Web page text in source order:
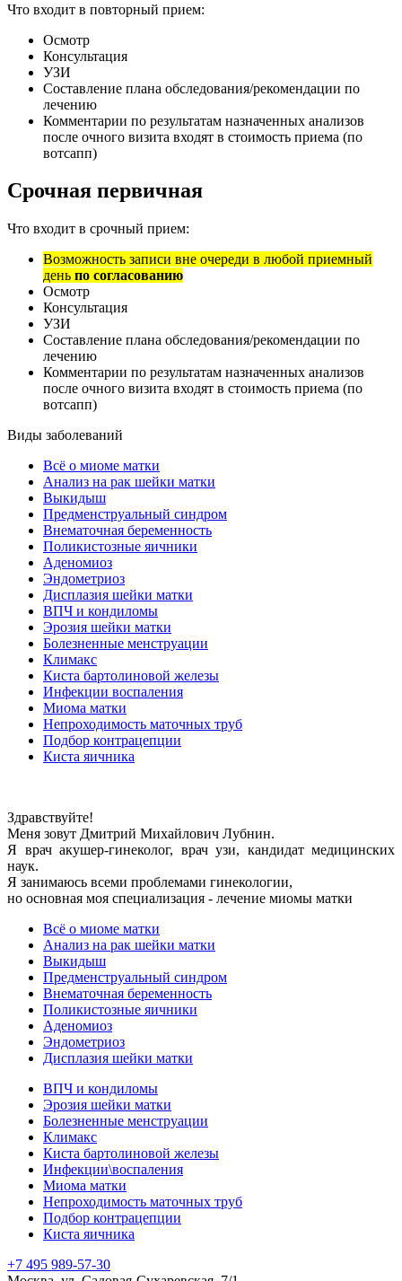
Что входит в повторный прием:
Осмотр
Консультация
УЗИ
Составление плана обследования/рекомендации по
лечению
Комментарии по результатам назначенных анализов
после очного визита входят в стоимость приема (по
вотсапп)
Срочная первичная
Что входит в срочный прием:
Возможность записи вне очереди в любой приемный
день по согласованию
Осмотр
Консультация
УЗИ
Составление плана обследования/рекомендации по
лечению
Комментарии по результатам назначенных анализов
после очного визита входят в стоимость приема (по
вотсапп)
Виды заболеваний
Всё о миоме матки
Анализ на рак шейки матки
Выкидыш
Предменструальный синдром
Внематочная беременность
Поликистозные яичники
Аденомиоз
Эндометриоз
Дисплазия шейки матки
ВПЧ и кондиломы
Эрозия шейки матки
Болезненные менструации
Климакс
Киста бартолиновой железы
Инфекции воспаления
Миома матки
Непроходимость маточных труб
Подбор контрацепции
Киста яичника
Здравствуйте!
Меня зовут Дмитрий Михайлович Лубнин.
Я врач акушер-гинеколог, врач узи, кандидат медицинских
наук.
Я занимаюсь всеми проблемами гинекологии,
но основная моя специализация - лечение миомы матки
Всё о миоме матки
Анализ на рак шейки матки
Выкидыш
Предменструальный синдром
Внематочная беременность
Поликистозные яичники
Аденомиоз
Эндометриоз
Дисплазия шейки матки
ВПЧ и кондиломы
Эрозия шейки матки
Болезненные менструации
Климакс
Киста бартолиновой железы
Инфекции\воспаления
Миома матки
Непроходимость маточных труб
Подбор контрацепции
Киста яичника
+7 495 989-57-30